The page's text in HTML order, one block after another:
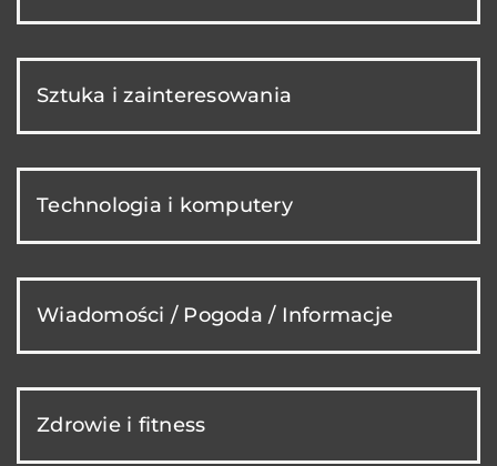
Sztuka i zainteresowania
Technologia i komputery
Wiadomości / Pogoda / Informacje
Zdrowie i fitness